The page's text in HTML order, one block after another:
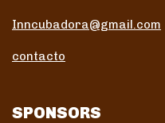
Inncubadora@gmail.com
contacto
SPONSORS